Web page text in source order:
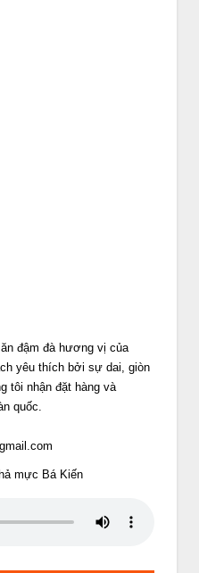
đậm đà hương vị của
yêu thích bởi sự dai, giòn
tôi nhận đặt hàng và
quốc.
mực Bá Kiến